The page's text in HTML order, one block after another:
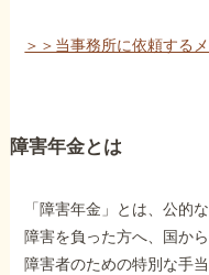
＞＞当事務所に依頼する
障害年金とは
「障害年金」とは、公的
障害を負った方へ、国か
障害者のための特別な手